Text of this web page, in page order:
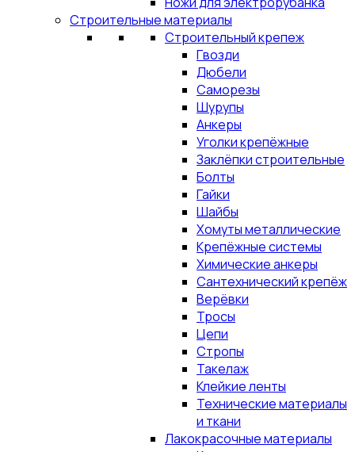
Строительные материалы
Строительный крепеж
Гвозди
Дюбели
Саморезы
Шурупы
Анкеры
Уголки крепёжные
Заклёпки строительные
Болты
Гайки
Шайбы
Хомуты металлические
Крепёжные системы
Химические анкеры
Сантехнический крепёж
Верёвки
Тросы
Цепи
Стропы
Такелаж
Клейкие ленты
Технические материалы
и ткани
Лакокрасочные материалы